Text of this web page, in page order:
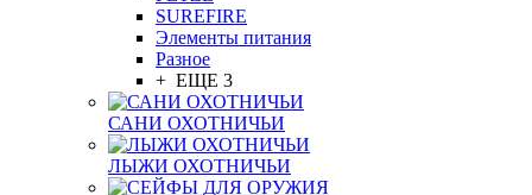
SUREFIRE
Элементы питания
Разное
+ ЕЩЕ 3
САНИ ОХОТНИЧЬИ
ЛЫЖИ ОХОТНИЧЬИ